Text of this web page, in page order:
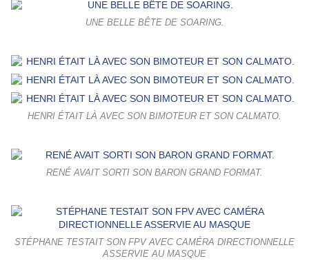
UNE BELLE BÊTE DE SOARING.
HENRI ÉTAIT LÀ AVEC SON BIMOTEUR ET SON CALMATO.
RENÉ AVAIT SORTI SON BARON GRAND FORMAT.
STÉPHANE TESTAIT SON FPV AVEC CAMÉRA DIRECTIONNELLE
ASSERVIE AU MASQUE